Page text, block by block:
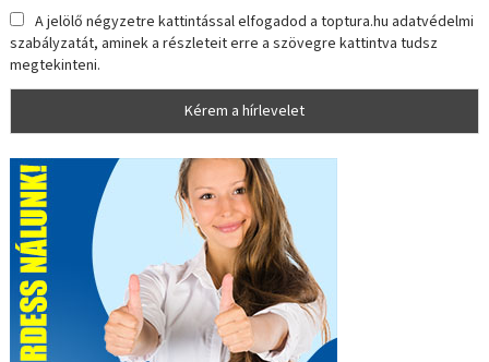
A jelölő négyzetre kattintással elfogadod a toptura.hu adatvédelmi
szabályzatát, aminek a részleteit erre a szövegre kattintva tudsz
megtekinteni.